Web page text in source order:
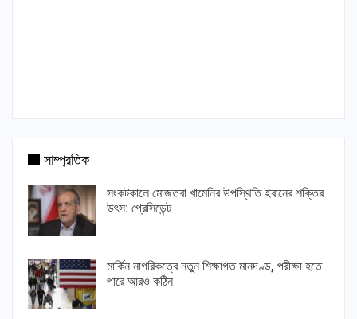
সাম্প্রতিক
সংকটকালে মোজতবা খামেনির উপস্থিতি ইরানের শক্তির
উৎস: প্রেসিডেন্ট
মার্কিন নাগরিকত্বে নতুন শিক্ষাগত মানদণ্ড, পরীক্ষা হতে
পারে আরও কঠিন